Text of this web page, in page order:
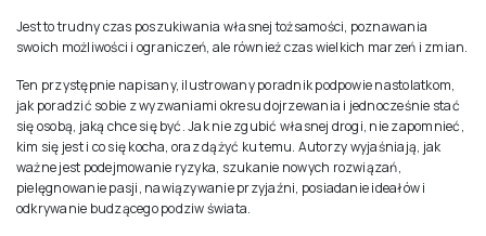
Jest to trudny czas poszukiwania własnej tożsamości, poznawania
swoich możliwości i ograniczeń, ale również czas wielkich marzeń i zmian.
Ten przystępnie napisany, ilustrowany poradnik podpowie nastolatkom,
jak poradzić sobie z wyzwaniami okresu dojrzewania i jednocześnie stać
się osobą, jaką chce się być. Jak nie zgubić własnej drogi, nie zapomnieć,
kim się jest i co się kocha, oraz dążyć ku temu. Autorzy wyjaśniają, jak
ważne jest podejmowanie ryzyka, szukanie nowych rozwiązań,
pielęgnowanie pasji, nawiązywanie przyjaźni, posiadanie ideałów i
odkrywanie budzącego podziw świata.